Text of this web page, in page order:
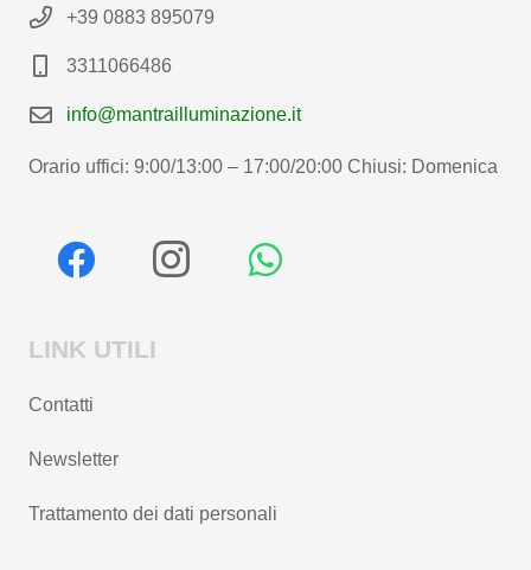
+39 0883 895079
3311066486
info@mantrailluminazione.it
Orario uffici: 9:00/13:00 – 17:00/20:00 Chiusi: Domenica
LINK UTILI
Contatti
Newsletter
Trattamento dei dati personali